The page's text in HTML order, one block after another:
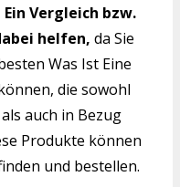
Ein Vergleich bzw.
helfen, da Sie
Was Ist Eine
die sowohl
auch in Bezug
Produkte können
und bestellen.